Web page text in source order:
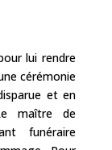
lui rendre
cérémonie
et en
maître de
funéraire